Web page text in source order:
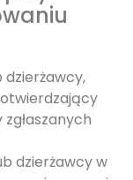
dzierżawcy,
dzierżawcy w